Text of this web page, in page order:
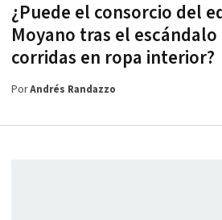
¿Puede el consorcio del
Moyano tras el
corridas en ropa interior?
PorAndrés Randazzo